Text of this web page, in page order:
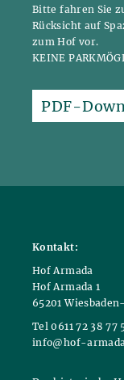
Bitte fahren Sie
Rücksicht auf
zum Hof vor.
KEINE
PDF-
Kontakt:
Hof Armada
Hof Armada 1
65201
Tel 0611 72 38 77
info@hof-